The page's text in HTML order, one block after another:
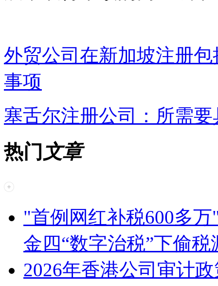
外贸公司在新加坡注册
事项
塞舌尔注册公司：所需
热门 文章
"首例网红补税600多
金四“数字治税”下偷
2026年香港公司审计